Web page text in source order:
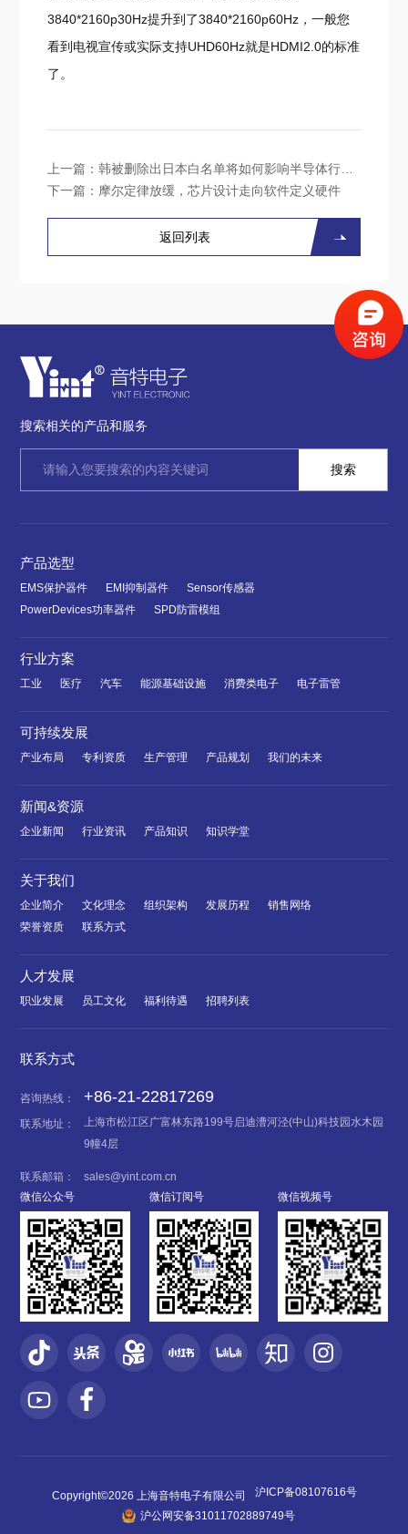
3840*2160p30Hz提升到了3840*2160p60Hz，一般您
看到电视宣传或实际支持UHD60Hz就是HDMI2.0的标准
了。
上一篇：韩被删除出日本白名单将如何影响半导体行业？
下一篇： 摩尔定律放缓，芯片设计走向软件定义硬件
返回列表
搜索相关的产品和服务
产品选型
EMS保护器件 EMI抑制器件
Sensor传感器
PowerDevices功率器件
SPD防雷模组
行业方案
工业 医疗 汽车 能源基础设施 消费类电子 电子雷管
可持续发展
产业布局 专利资质 生产管理 产品规划 我们的未来
新闻&资源
企业新闻 行业资讯 产品知识 知识学堂
关于我们
企业简介 文化理念 组织架构 发展历程
销售网络
荣誉资质
联系方式
人才发展
职业发展 员工文化 福利待遇 招聘列表
联系方式
咨询热线： +86-21-22817269
联系地址：
上海市松江区广富林东路199号启迪漕河泾(中山)科技园水木园
9幢4层
联系邮箱：
sales@yint.com.cn
微信公众号
微信订阅号 微信视频号
Copyright©2026 上海音特电子有限公司
沪ICP备08107616号
沪公网安备31011702889749号